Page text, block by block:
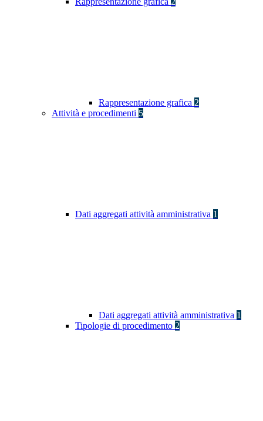
Rappresentazione grafica 2
Attività e procedimenti 5
Dati aggregati attività amministrativa 1
Dati aggregati attività amministrativa 1
Tipologie di procedimento 2